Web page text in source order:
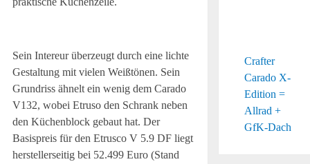
Sein Intereur überzeugt durch eine lichte
Gestaltung mit vielen Weißtönen. Sein
Grundriss ähnelt ein wenig dem Carado
V132, wobei Etruso den Schrank neben
den Küchenblock gebaut hat. Der
Basispreis für den Etrusco V 5.9 DF liegt
herstellerseitig bei 52.499 Euro (Stand
Crafter
Carado X-
Edition =
Allrad +
GfK-Dach